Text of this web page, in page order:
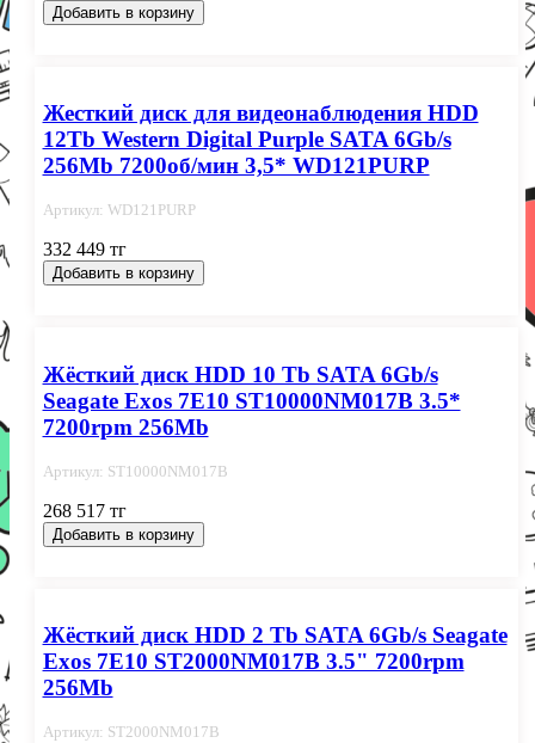
Добавить в корзину
Жесткий диск для видеонаблюдения HDD
12Tb Western Digital Purple SATA 6Gb/s
256Mb 7200об/мин 3,5* WD121PURP
Артикул: WD121PURP
332 449 тг
Добавить в корзину
Жёсткий диск HDD 10 Tb SATA 6Gb/s
Seagate Exos 7E10 ST10000NM017B 3.5*
7200rpm 256Mb
Артикул: ST10000NM017B
268 517 тг
Добавить в корзину
Жёсткий диск HDD 2 Tb SATA 6Gb/s Seagate
Exos 7E10 ST2000NM017B 3.5" 7200rpm
256Mb
Артикул: ST2000NM017B